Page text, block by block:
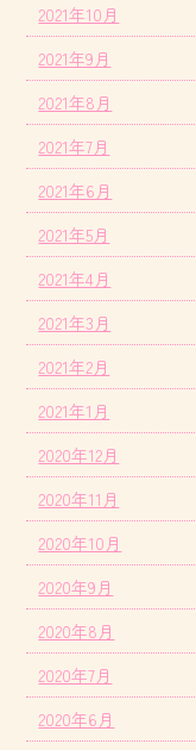
2021年10月
2021年9月
2021年8月
2021年7月
2021年6月
2021年5月
2021年4月
2021年3月
2021年2月
2021年1月
2020年12月
2020年11月
2020年10月
2020年9月
2020年8月
2020年7月
2020年6月